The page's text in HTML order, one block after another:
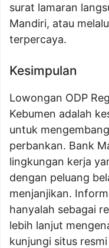
surat lamaran
Mandiri, atau
terpercaya.
Kesimpulan
Lowongan ODP
Kebumen adalah
untuk
perbankan. Bank
lingkungan kerja
dengan peluang
menjanjikan.
hanyalah sebagai
lebih lanjut
kunjungi situs